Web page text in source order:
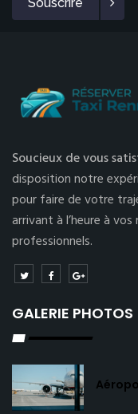
Soucieux de vous
disposition notre
pour faire de votre
arrivant à l’heure à
professionnels.
GALERIE PHOTOS